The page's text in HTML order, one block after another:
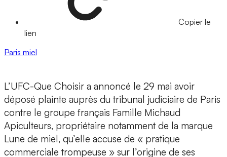
Copier le
lien
Paris miel
L’UFC-Que Choisir a annoncé le 29 mai avoir
déposé plainte auprès du tribunal judiciaire de Paris
contre le groupe français Famille Michaud
Apiculteurs, propriétaire notamment de la marque
Lune de miel, qu’elle accuse de « pratique
commerciale trompeuse » sur l’origine de ses